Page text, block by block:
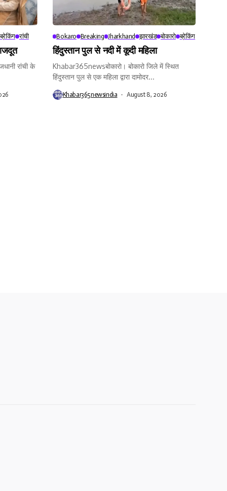
ब्रेकिंग रांची
रांची के
Bokaro Breaking Jharkhand झारखंड बोकारो ब्रेकिंग
हिंदुस्तान पुल से नदी में कूदी महिला
Khabar365newsबोकारो। बोकारो जिले में स्थित
हिंदुस्तान पुल से एक महिला द्वारा दामोदर...
Khabar365newsindia August 8, 2026